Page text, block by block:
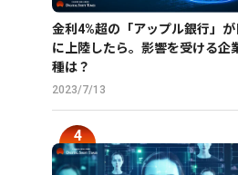
金利4%超の「アップル銀行」
に上陸したら。影響を受ける企
種は？
2023/7/13